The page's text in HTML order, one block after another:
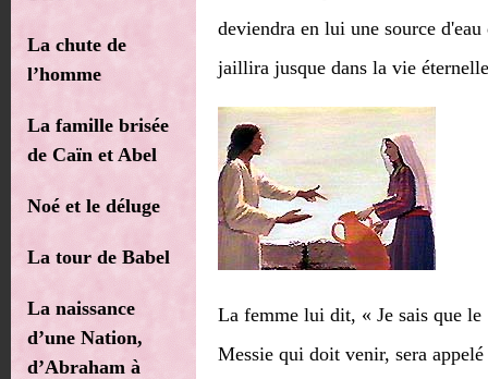
La chute de
l’homme
La famille brisée
de Caïn et Abel
Noé et le déluge
La tour de Babel
La naissance
d’une Nation,
d’Abraham à
deviendra en lui une source d'eau
jaillira jusque dans la vie
La femme lui dit, « Je sais que le
Messie qui doit venir, sera appelé